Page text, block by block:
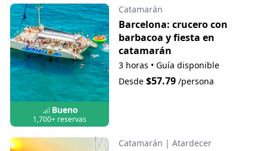
Bueno
1,700+ reservas
Catamarán
Barcelona: crucero con
barbacoa y fiesta en
catamarán
3 horas • Guía disponible
Desde $57.79/persona
Catamarán | Atardecer